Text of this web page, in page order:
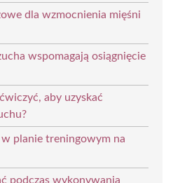
dla wzmocnienia mięśni
wspomagają osiągnięcie
aby uzyskać
planie treningowym na
podczas wykonywania